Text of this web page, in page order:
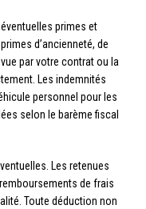
primes et
d’ancienneté, de
par votre contrat ou la
Les indemnités
personnel pour les
selon le barème fiscal
Les retenues
de frais
Toute déduction non